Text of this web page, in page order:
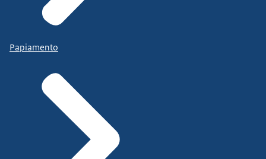
Papiamento